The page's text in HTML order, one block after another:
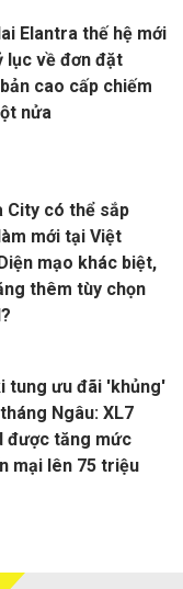
Elantra thế hệ mới
lục về đơn đặt
cao cấp chiếm
nửa
City có thể sắp
mới tại Việt
mạo khác biệt,
thêm tùy chọn
tung ưu đãi 'khủng'
Ngâu: XL7
được tăng mức
mại lên 75 triệu